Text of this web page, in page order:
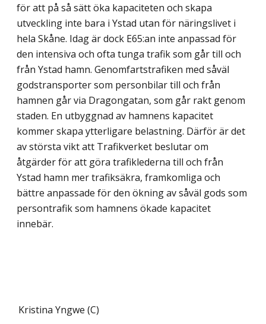
för att på så sätt öka kapaciteten och skapa
utveckling inte bara i Ystad utan för näringslivet i
hela Skåne. Idag är dock E65:an inte anpassad för
den intensiva och ofta tunga trafik som går till och
från Ystad hamn. Genomfartstrafiken med såväl
godstransporter som personbilar till och från
hamnen går via Dragongatan, som går rakt genom
staden. En utbyggnad av hamnens kapacitet
kommer skapa ytterligare belastning. Därför är det
av största vikt att Trafik­verket beslutar om
åtgärder för att göra trafiklederna till och från
Ystad hamn mer trafiksäkra, framkomliga och
bättre anpassade för den ökning av såväl gods som
persontrafik som hamnens ökade kapacitet
innebär.
Kristina Yngwe (C)